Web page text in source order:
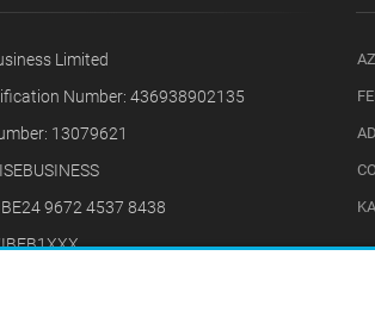
Limited
Number: 436938902135
13079621
9672 4537 8438